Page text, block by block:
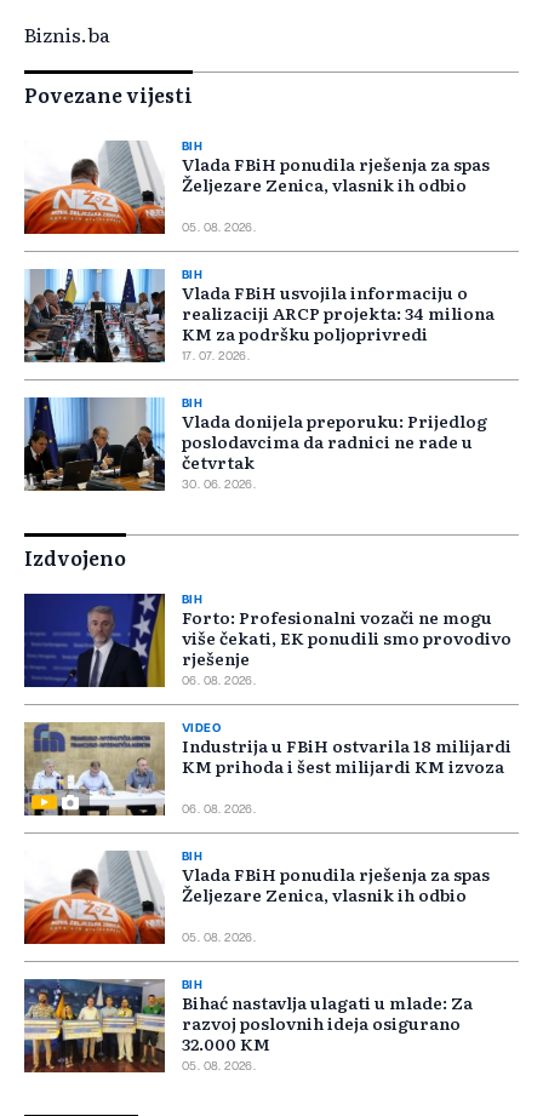
Biznis.ba
Povezane vijesti
BIH
Vlada FBiH ponudila rješenja za spas
Željezare Zenica, vlasnik ih odbio
05. 08. 2026.
BIH
Vlada FBiH usvojila informaciju o
realizaciji ARCP projekta: 34 miliona
KM za podršku poljoprivredi
17. 07. 2026.
BIH
Vlada donijela preporuku: Prijedlog
poslodavcima da radnici ne rade u
četvrtak
30. 06. 2026.
Izdvojeno
BIH
Forto: Profesionalni vozači ne mogu
više čekati, EK ponudili smo provodivo
rješenje
06. 08. 2026.
VIDEO
Industrija u FBiH ostvarila 18 milijardi
KM prihoda i šest milijardi KM izvoza
06. 08. 2026.
BIH
Vlada FBiH ponudila rješenja za spas
Željezare Zenica, vlasnik ih odbio
05. 08. 2026.
BIH
Bihać nastavlja ulagati u mlade: Za
razvoj poslovnih ideja osigurano
32.000 KM
05. 08. 2026.